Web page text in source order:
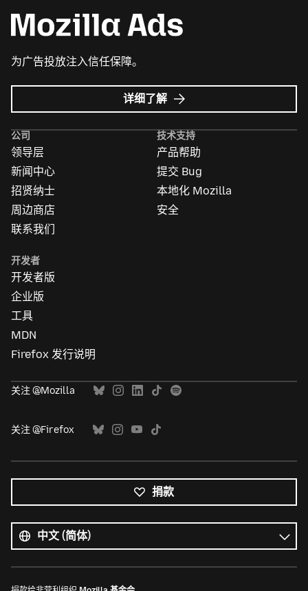
为广告投放注入信任保障。
详细了解 Mozilla
广
公司
领导层
新闻中心
招贤纳士
周边商店
联系我们
技术支持
产品帮助
提交 Bug
本地化 Mozilla
安全
开发者
开发者版
企业版
工具
MDN
Firefox 发行说明
关注 @Mozilla
关注 @Firefox
捐款
有
语
言
语
言